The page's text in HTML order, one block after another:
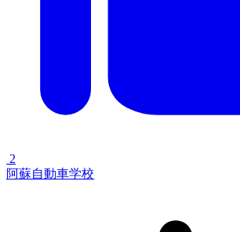
2
阿蘇自動車学校